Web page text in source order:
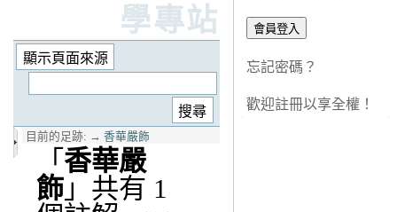
學專站
目前的足跡: → 香華嚴飾
「 香華嚴
飾 」共有 1
忘記密碼？
歡迎註冊以享全權！